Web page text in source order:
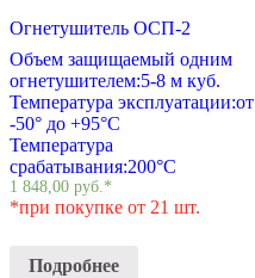
Огнетушитель ОСП-2
Объем защищаемый одним
огнетушителем:5-8 м куб.
Температура эксплуатации:от
-50° до +95°С
Температура
срабатывания:200°С
1 848,00 руб. *
*при покупке от 21 шт.
Подробнее